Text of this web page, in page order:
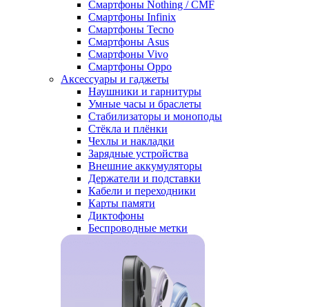
Смартфоны Nothing / CMF
Смартфоны Infinix
Смартфоны Tecno
Смартфоны Asus
Смартфоны Vivo
Смартфоны Oppo
Аксессуары и гаджеты
Наушники и гарнитуры
Умные часы и браслеты
Стабилизаторы и моноподы
Стёкла и плёнки
Чехлы и накладки
Зарядные устройства
Внешние аккумуляторы
Держатели и подставки
Кабели и переходники
Карты памяти
Диктофоны
Беспроводные метки